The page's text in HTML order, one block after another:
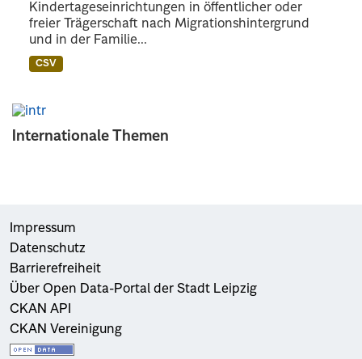
Internationale Themen
Kindertageseinrichtungen in öffentlicher oder
freier Trägerschaft nach Migrationshintergrund
und in der Familie...
CSV
Impressum
Datenschutz
Barrierefreiheit
Über Open Data-Portal der Stadt Leipzig
CKAN API
CKAN Vereinigung